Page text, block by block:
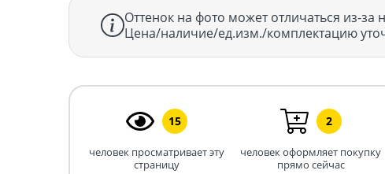
Оттенок на фото может отличаться из-за
Цена/наличие/ед.изм./комплектацию
15
человек просматривает эту
страницу
2
человек оформляет покупку
прямо сейчас